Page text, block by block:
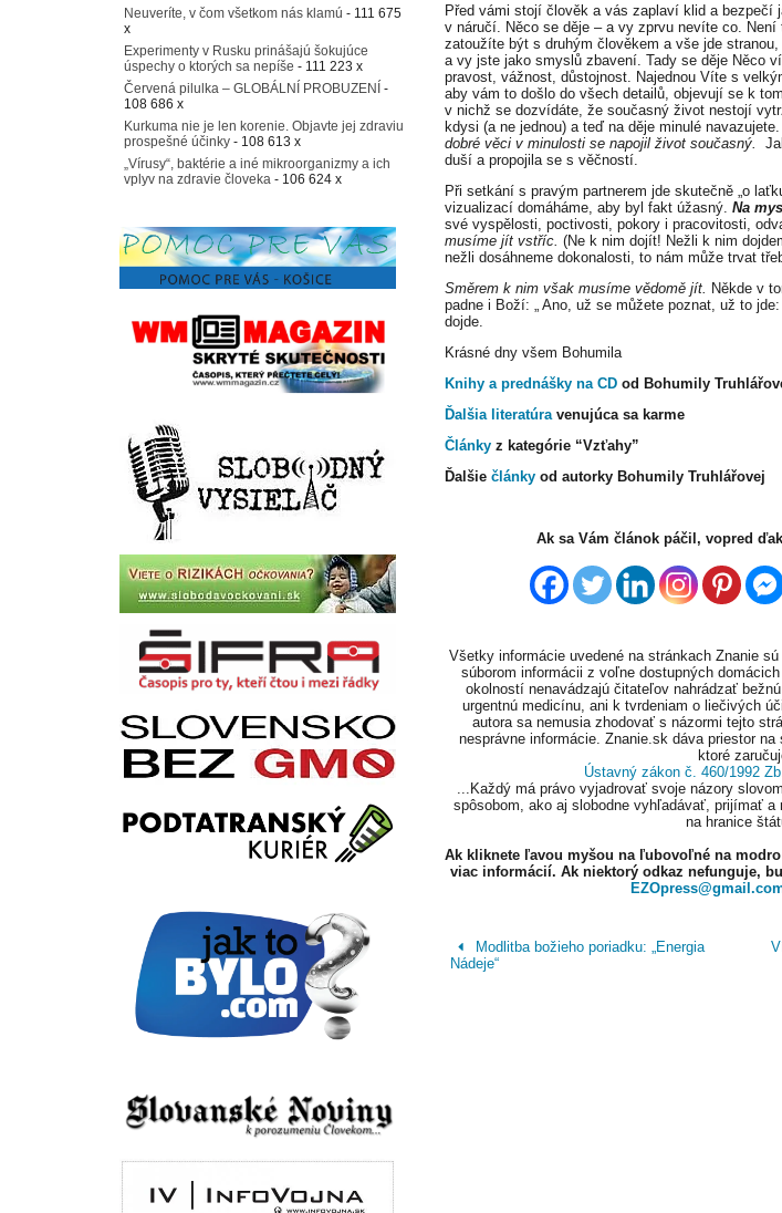
Před vámi stojí člověk a vás zaplaví klid a bezpečí
v náručí. Něco se děje – a vy zprvu nevíte co.
zatoužíte být s druhým člověkem a vše jde
a vy jste jako smyslů zbavení. Tady se děje Něco
pravost, vážnost, důstojnost. Najednou Víte s
aby vám to došlo do všech detailů, objevují se k
v nichž se dozvídáte, že současný život nestojí
kdysi (a ne jednou) a teď na děje minulé
dobré věci v minulosti se napojil život současný.
duší a propojila se s věčností.
Při setkání s pravým partnerem jde skutečně „o
vizualizací domáháme, aby byl fakt úžasný. Na
své vyspělosti, poctivosti, pokory i pracovitosti,
musíme jít vstříc. (Ne k nim dojít! Nežli k nim
nežli dosáhneme dokonalosti, to nám může trvat
Směrem k nim však musíme vědomě jít. Někde v
padne i Boží: „ Ano, už se můžete poznat, už to
dojde.
Krásné dny všem Bohumila
Knihy a prednášky na CD od Bohumily
Ďalšia literatúravenujúca sa karme
Články z kategórie “Vzťahy”
Ďalšie články od autorky Bohumily Truhlářovej
Ak sa Vám článok páčil, vopred
Všetky informácie uvedené na stránkach Znanie
súborom informácii z voľne dostupných
okolností nenavádzajú čitateľov nahrádzať
urgentnú medicínu, ani k tvrdeniam o liečivých
autora sa nemusia zhodovať s názormi tejto
nesprávne informácie. Znanie.sk dáva priestor
ktoré
Ústavný zákon č. 460/1992
...Každý má právo vyjadrovať svoje názory
spôsobom, ako aj slobodne vyhľadávať, prijímať
na hranice
Ak kliknete ľavou myšou na ľubovoľné na
viac informácií. Ak niektorý odkaz nefunguje,
Modlitba božieho poriadku: „Energia
Nádeje“
Neuveríte, v čom všetkom nás klamú - 111 675
x
Experimenty v Rusku prinášajú šokujúce
úspechy o ktorých sa nepíše - 111 223 x
Červená pilulka – GLOBÁLNÍ PROBUZENÍ -
108 686 x
Kurkuma nie je len korenie. Objavte jej zdraviu
prospešné účinky - 108 613 x
„Vírusy“, baktérie a iné mikroorganizmy a ich
vplyv na zdravie človeka - 106 624 x